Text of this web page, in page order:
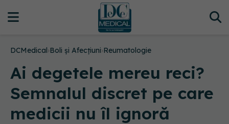
DCMedical›Boli și Afecțiuni›Reumatologie
Ai degetele mereu reci?
Semnalul discret pe care
medicii nu îl ignoră